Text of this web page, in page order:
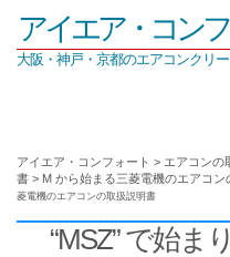
アイエア・コン
大阪・神戸・京都のエアコンクリ
アイエア・コンフォート > エアコンの
書 > M から始まる三菱電機のエアコン
菱電機のエアコンの取扱説明書
“MSZ” で始ま